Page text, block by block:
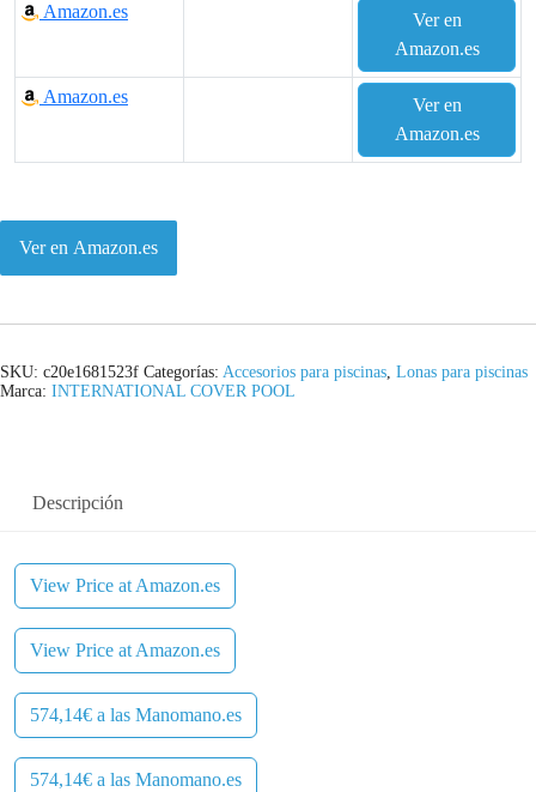
Amazon.es
Ver en
Amazon.es
Amazon.es
Ver en
Amazon.es
Ver en Amazon.es
SKU: c20e1681523f Categorías: Accesorios para piscinas, Lonas para piscinas
Marca: INTERNATIONAL COVER POOL
Descripción
View Price at Amazon.es
View Price at Amazon.es
574,14€ a las Manomano.es
574,14€ a las Manomano.es